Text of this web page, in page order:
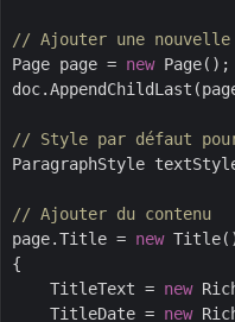
// Ajouter une nouvelle
Page page = new Page();
// Style par défaut
ParagraphStyle
// Ajouter du contenu
page.Title = new
{
    TitleText =
new
    TitleDate =
new